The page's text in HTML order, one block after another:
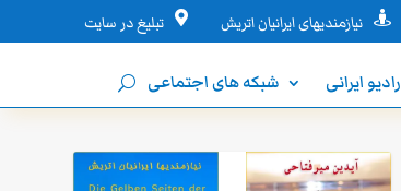
 نیازمندیهای ایرانیان اتریش  تبلیغ در سایت
رادیو ایرانی شبکه های اجتماعی